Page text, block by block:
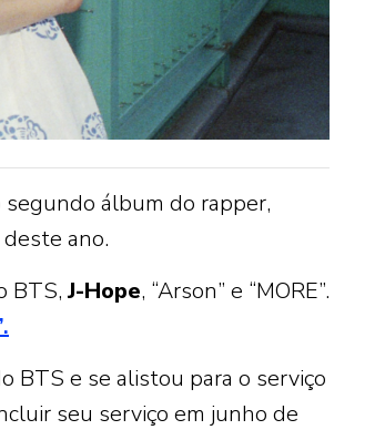
segundo álbum do rapper,
ano.
BTS, J-Hope, “Arson” e “MORE”.
BTS e se alistou para o serviço
seu serviço em junho de